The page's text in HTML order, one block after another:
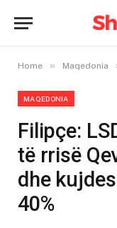
Home » Maqedonia
MAQEDONIA
Filipçe:
të rrisë
dhe
40%